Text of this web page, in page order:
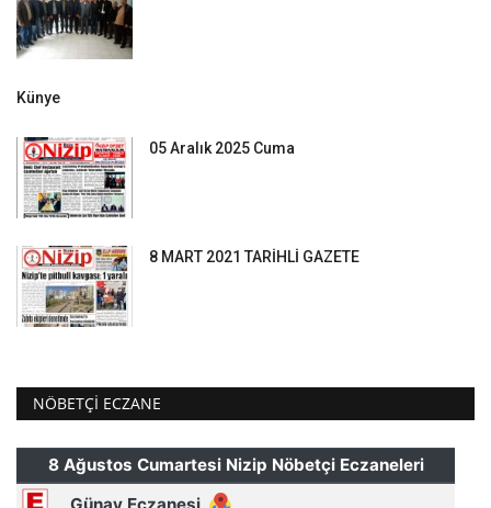
Künye
05 Aralık 2025 Cuma
8 MART 2021 TARİHLİ GAZETE
NÖBETÇI ECZANE